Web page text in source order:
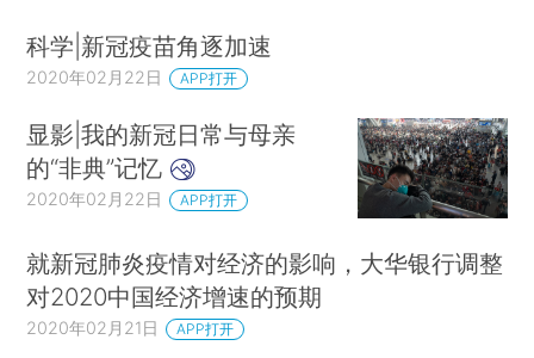
科学|新冠疫苗角逐加速
2020年02月22日 APP打开
显影|我的新冠日常与母亲
的“非典”记忆
2020年02月22日 APP打开
就新冠肺炎疫情对经济的影响，大华银行调整
对2020中国经济增速的预期
2020年02月21日 APP打开